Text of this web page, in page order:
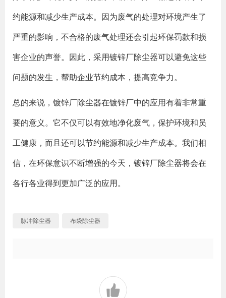
约能源和减少生产成本。因为废气的处理对环境产生了
严重的影响，不合格的废气处理还会引起环保罚款和损
害企业的声誉。因此，采用镀锌厂除尘器可以避免这些
问题的发生，帮助企业节约成本，提高竞争力。
总的来说，镀锌厂除尘器在镀锌厂中的应用有着非常重
要的意义。它不仅可以有效地净化废气，保护环境和员
工健康，而且还可以节约能源和减少生产成本。我们相
信，在环保意识不断增强的今天，镀锌厂除尘器将会在
各行各业得到更加广泛的应用。
脉冲除尘器 布袋除尘器